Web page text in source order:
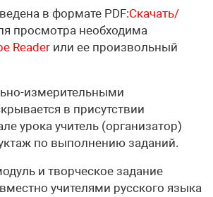
в формате PDF:Скачать/
просмотра необходима
Reader или ее произвольный
измерительными
в присутствии
урока учитель (организатор)
по выполнению заданий.
и творческое задание
учителями русского языка